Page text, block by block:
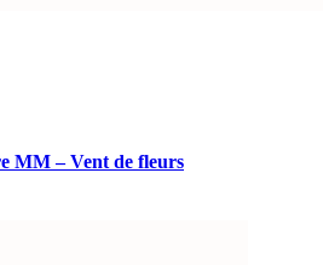
MM – Vent de fleurs